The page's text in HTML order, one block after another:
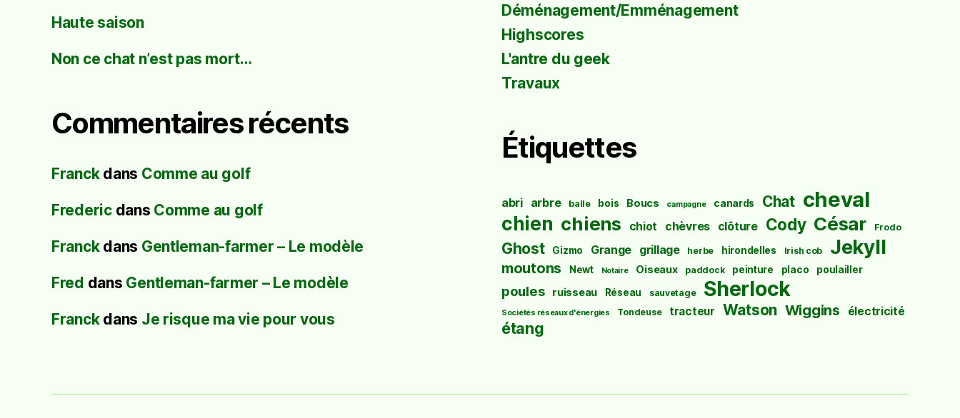
Haute saison
Non ce chat n’est pas mort…
Commentaires récents
Franckdans Comme au golf
Fredericdans Comme au golf
Franckdans Gentleman-farmer – Le modèle
Fred dans Gentleman-farmer – Le modèle
Franckdans Je risque ma vie pour vous
Déménagement/Emménagement
Highscores
L'antre du geek
Travaux
Étiquettes
abri arbre balle bois Boucs campagne canards Chat cheval
chien chiens chiot chèvres clôture Cody César Frodo
Ghost Gizmo Grange grillage herbe hirondelles Irish cob Jekyll
moutons Newt Notaire Oiseaux paddock peinture placo poulailler
poules ruisseau Réseau sauvetage Sherlock
Sociétés réseaux d'énergies Tondeuse tracteur Watson Wiggins électricité
étang